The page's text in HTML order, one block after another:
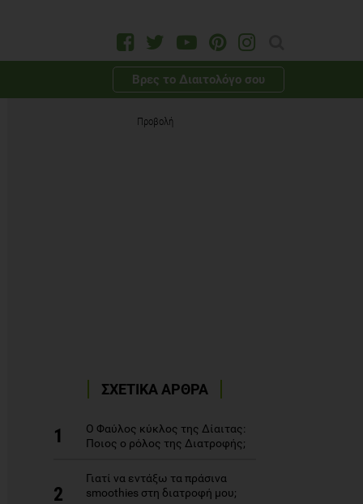
Βρες το Διαιτολόγο σου
Προβολή
ΣΧΕΤΙΚΑ ΑΡΘΡΑ
1
Ο Φαύλος κύκλος της Δίαιτας:
Ποιος ο ρόλος της Διατροφής;
2
Γιατί να εντάξω τα πράσινα
smoothies στη διατροφή μου;